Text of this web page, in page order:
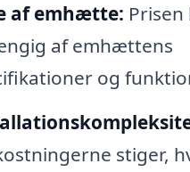
af emhætte:
af emhættens
og
stiger,